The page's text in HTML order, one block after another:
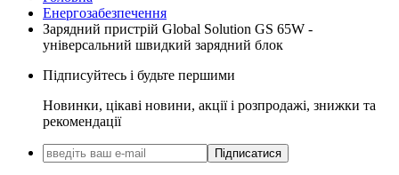
Енергозабезпечення
Зарядний пристрій Global Solution GS 65W -
універсальний швидкий зарядний блок
Підписуйтесь і будьте першими
Новинки, цікаві новини, акції і розпродажі, знижки та
рекомендації
Підписатися